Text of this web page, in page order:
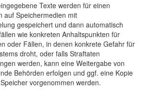
Texte werden für einen
auf Speichermedien mit
gespeichert und dann automatisch
wie konkreten Anhaltspunkten für
oder Fällen, in denen konkrete Gefahr für
droht, oder falls Straftaten
werden, kann eine Weitergabe von
Behörden erfolgen und ggf. eine Kopie
vorgenommen werden.